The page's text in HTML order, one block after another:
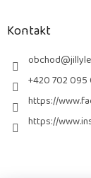
Kontakt
obchod@
+420 702 095
https://
https://